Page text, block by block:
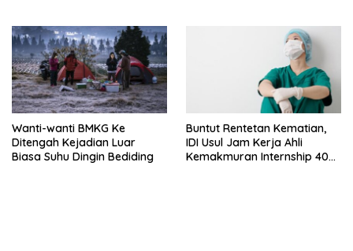
Wanti-wanti BMKG Ke
Ditengah Kejadian Luar
Biasa Suhu Dingin Bediding
Buntut Rentetan Kematian,
IDI Usul Jam Kerja Ahli
Kemakmuran Internship 40